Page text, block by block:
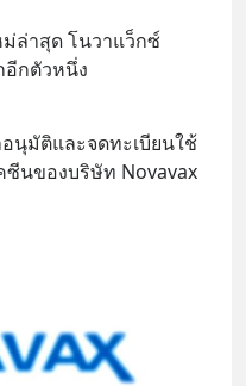
ล่าสุด โนวาแว็กซ์
อีกตัวหนึ่ง
นุมัติและจดทะเบียนใช้
นของบริษัท Novavax